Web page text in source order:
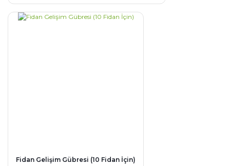
Fidan Gelişim Gübresi (10 Fidan İçin)